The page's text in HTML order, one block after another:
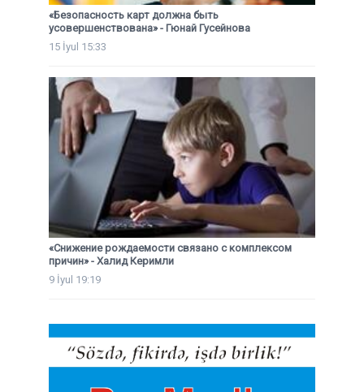
«Безопасность карт должна быть
усовершенствована» - Гюнай Гусейнова
15 İyul 15:33
«Снижение рождаемости связано с комплексом
причин» - Халид Керимли
9 İyul 19:19